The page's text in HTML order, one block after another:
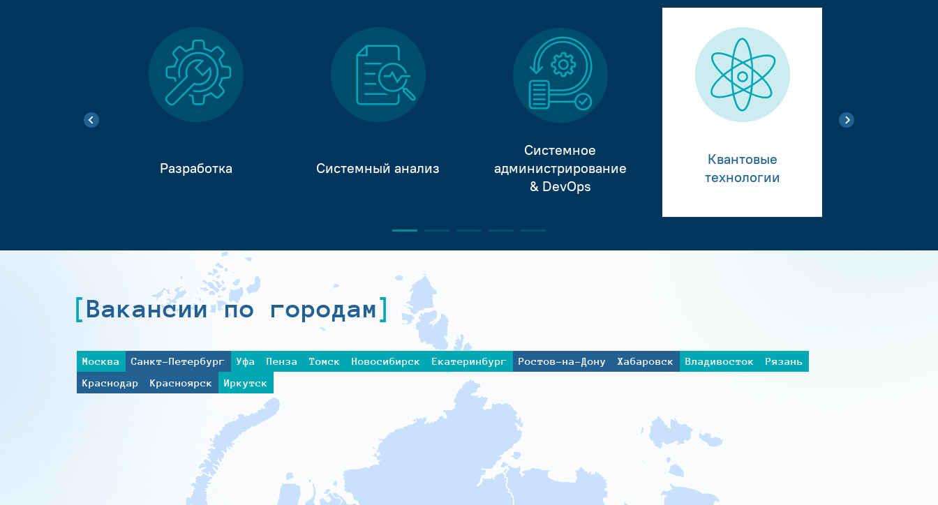
Разработка Системный анализ
Системное
администрирование
& DevOps
Квантовые
технологии
Вакансии по городам
Москва Санкт-Петербург Уфа Пенза Томск Новосибирск Екатеринбург Ростов-на-Дону Хабаровск Владивосток
Рязань
Краснодар
Красноярск Иркутск